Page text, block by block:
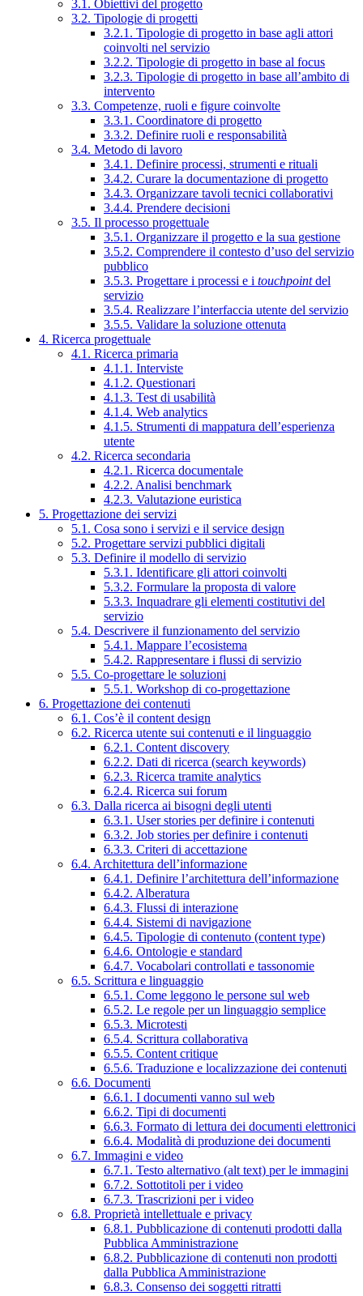
3.1. Obiettivi del progetto
3.2. Tipologie di progetti
3.2.1. Tipologie di progetto in base agli attori
coinvolti nel servizio
3.2.2. Tipologie di progetto in base al focus
3.2.3. Tipologie di progetto in base all’ambito di
intervento
3.3. Competenze, ruoli e figure coinvolte
3.3.1. Coordinatore di progetto
3.3.2. Definire ruoli e responsabilità
3.4. Metodo di lavoro
3.4.1. Definire processi, strumenti e rituali
3.4.2. Curare la documentazione di progetto
3.4.3. Organizzare tavoli tecnici collaborativi
3.4.4. Prendere decisioni
3.5. Il processo progettuale
3.5.1. Organizzare il progetto e la sua gestione
3.5.2. Comprendere il contesto d’uso del servizio
pubblico
3.5.3. Progettare i processi e i touchpointdel
servizio
3.5.4. Realizzare l’interfaccia utente del servizio
3.5.5. Validare la soluzione ottenuta
4. Ricerca progettuale
4.1. Ricerca primaria
4.1.1. Interviste
4.1.2. Questionari
4.1.3. Test di usabilità
4.1.4. Web analytics
4.1.5. Strumenti di mappatura dell’esperienza
utente
4.2. Ricerca secondaria
4.2.1. Ricerca documentale
4.2.2. Analisi benchmark
4.2.3. Valutazione euristica
5. Progettazione dei servizi
5.1. Cosa sono i servizi e il service design
5.2. Progettare servizi pubblici digitali
5.3. Definire il modello di servizio
5.3.1. Identificare gli attori coinvolti
5.3.2. Formulare la proposta di valore
5.3.3. Inquadrare gli elementi costitutivi del
servizio
5.4. Descrivere il funzionamento del servizio
5.4.1. Mappare l’ecosistema
5.4.2. Rappresentare i flussi di servizio
5.5. Co-progettare le soluzioni
5.5.1. Workshop di co-progettazione
6. Progettazione dei contenuti
6.1. Cos’è il content design
6.2. Ricerca utente sui contenuti e il linguaggio
6.2.1. Content discovery
6.2.2. Dati di ricerca (search keywords)
6.2.3. Ricerca tramite analytics
6.2.4. Ricerca sui forum
6.3. Dalla ricerca ai bisogni degli utenti
6.3.1. User stories per definire i contenuti
6.3.2. Job stories per definire i contenuti
6.3.3. Criteri di accettazione
6.4. Architettura dell’informazione
6.4.1. Definire l’architettura dell’informazione
6.4.2. Alberatura
6.4.3. Flussi di interazione
6.4.4. Sistemi di navigazione
6.4.5. Tipologie di contenuto (content type)
6.4.6. Ontologie e standard
6.4.7. Vocabolari controllati e tassonomie
6.5. Scrittura e linguaggio
6.5.1. Come leggono le persone sul web
6.5.2. Le regole per un linguaggio semplice
6.5.3. Microtesti
6.5.4. Scrittura collaborativa
6.5.5. Content critique
6.5.6. Traduzione e localizzazione dei contenuti
6.6. Documenti
6.6.1. I documenti vanno sul web
6.6.2. Tipi di documenti
6.6.3. Formato di lettura dei documenti elettronici
6.6.4. Modalità di produzione dei documenti
6.7. Immagini e video
6.7.1. Testo alternativo (alt text) per le immagini
6.7.2. Sottotitoli per i video
6.7.3. Trascrizioni per i video
6.8. Proprietà intellettuale e privacy
6.8.1. Pubblicazione di contenuti prodotti dalla
Pubblica Amministrazione
6.8.2. Pubblicazione di contenuti non prodotti
dalla Pubblica Amministrazione
6.8.3. Consenso dei soggetti ritratti